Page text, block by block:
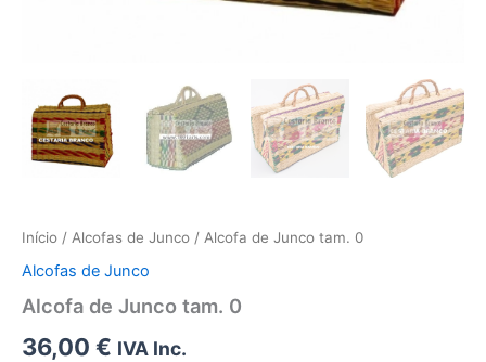
Início / Alcofas de Junco / Alcofa de Junco tam. 0
Alcofas de Junco
Alcofa de Junco tam. 0
36,00 € IVA Inc.